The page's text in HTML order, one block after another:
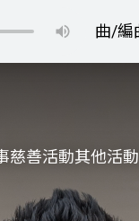
曲/編
慈善活動其他活